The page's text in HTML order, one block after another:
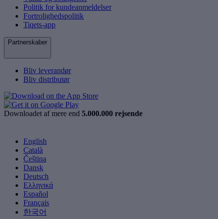
Politik for kundeanmeldelser
Fortrolighedspolitik
Tiqets-app
Partnerskaber
Bliv leverandør
Bliv distributør
Downloadet af mere end 5.000.000 rejsende
English
Català
Čeština
Dansk
Deutsch
Ελληνικά
Español
Français
한국어